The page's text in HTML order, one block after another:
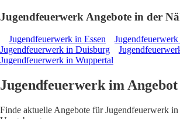
Jugendfeuerwerk Angebote in der
Jugendfeuerwerk in Essen
Jugendfeuerwerk in Duisburg
Jugendfeuerwerk in Wuppertal
Jugendfeuerwerk im
Finde aktuelle Angebote für Jugendfeuerwerk